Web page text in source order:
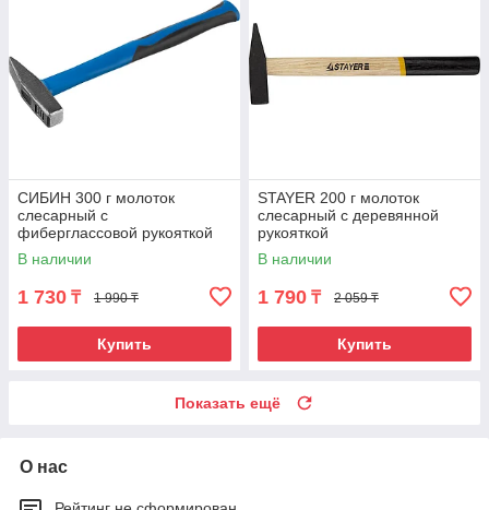
СИБИН 300 г молоток
слесарный с
фиберглассовой рукояткой
В наличии
1 730 ₸ 1 990 ₸
Купить
STAYER 200 г молоток
слесарный с деревянной
рукояткой
В наличии
1 790 ₸ 2 059 ₸
Купить
Показать ещё
О нас